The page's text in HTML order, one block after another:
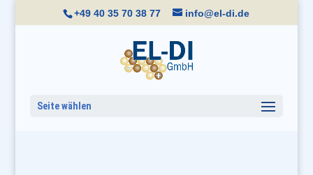
+49 40 35 70 38 77 info@el-di.de
Seite wählen